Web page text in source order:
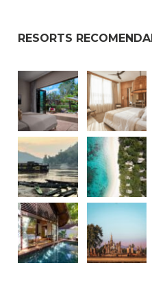
RESORTS